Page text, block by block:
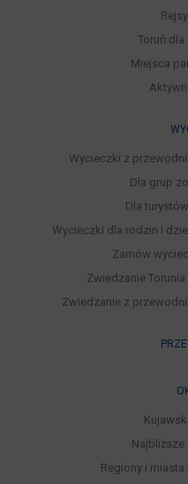
Toruń
Miejsca
Wycieczki z
Dla grup
Dla
Wycieczki dla rodzin i
Zamów
Zwiedzanie
Zwiedzanie z
Najbliższe
Regiony i